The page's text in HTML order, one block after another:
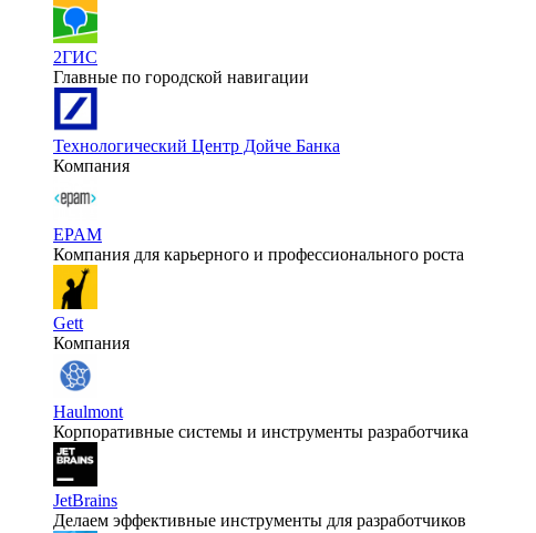
2ГИС
Главные по городской навигации
Технологический Центр Дойче Банка
Компания
EPAM
Компания для карьерного и профессионального роста
Gett
Компания
Haulmont
Корпоративные системы и инструменты разработчика
JetBrains
Делаем эффективные инструменты для разработчиков